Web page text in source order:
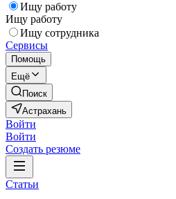
Ищу работу
Ищу работу
Ищу сотрудника
Сервисы
Помощь
Ещё
Поиск
Астрахань
Войти
Войти
Создать резюме
Статьи